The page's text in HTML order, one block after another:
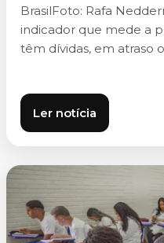
BrasilFoto: Rafa
indicador que mede a
têm dívidas, em atraso
Ler notícia